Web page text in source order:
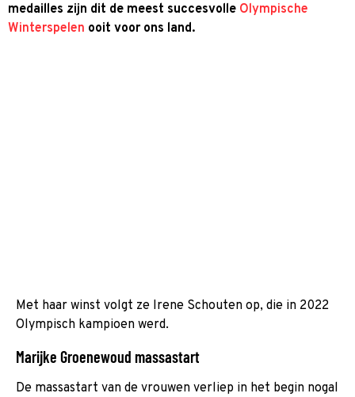
medailles zijn dit de meest succesvolle Olympische
Winterspelen ooit voor ons land.
Met haar winst volgt ze Irene Schouten op, die in 2022
Olympisch kampioen werd.
Marijke Groenewoud massastart
De massastart van de vrouwen verliep in het begin nogal